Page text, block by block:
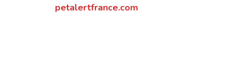
petalertfrance.com